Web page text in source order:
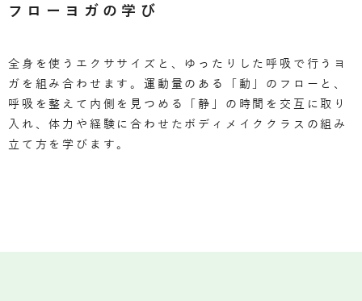
フローヨガの学び
全身を使うエクササイズと、ゆったりした呼吸で行うヨ
ガを組み合わせます。運動量のある「動」のフローと、
呼吸を整えて内側を見つめる「静」の時間を交互に取り
入れ、体力や経験に合わせたボディメイククラスの組み
立て方を学びます。